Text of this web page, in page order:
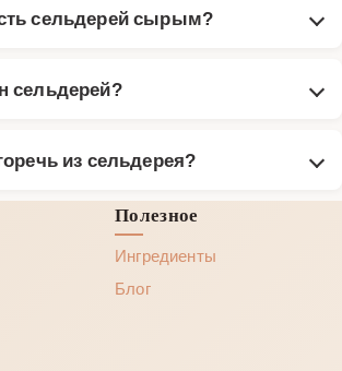
сельдерей сырым?
сельдерей?
из сельдерея?
Полезное
Ингредиенты
Блог